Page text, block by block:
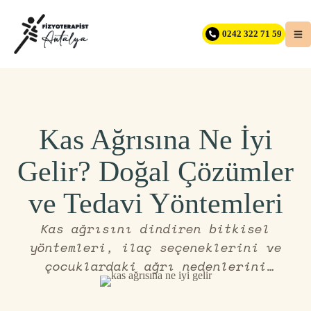
0242 322 71 59
Kas Ağrısına Ne İyi
Gelir? Doğal Çözümler
ve Tedavi Yöntemleri
Kas ağrısını dindiren bitkisel
yöntemleri, ilaç seçeneklerini ve
çocuklardaki ağrı nedenlerini
inceleyin. Uzun süren şikayetlerin